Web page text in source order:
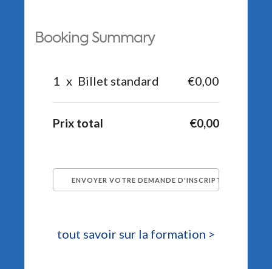
Booking Summary
1 x Billet standard €0,00
Prix total €0,00
tout savoir sur la formation >